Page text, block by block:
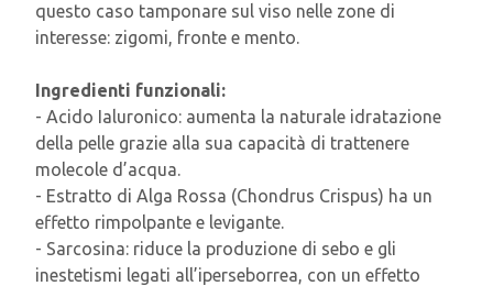
questo caso tamponare sul viso nelle zone di
interesse: zigomi, fronte e mento.
Ingredienti funzionali:
- Acido Ialuronico: aumenta la naturale idratazione
della pelle grazie alla sua capacità di trattenere
molecole d’acqua.
- Estratto di Alga Rossa (Chondrus Crispus) ha un
effetto rimpolpante e levigante.
- Sarcosina: riduce la produzione di sebo e gli
inestetismi legati all’iperseborrea, con un effetto